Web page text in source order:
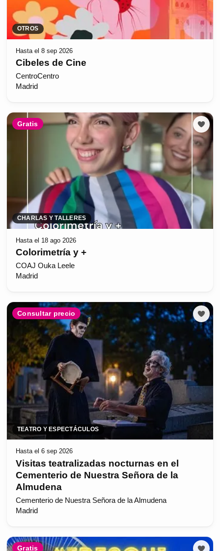
OTROS
Hasta el 8 sep 2026
Cibeles de Cine
CentroCentro
Madrid
Gratis
CHARLAS Y TALLERES
Hasta el 18 ago 2026
Colorimetría y +
COAJ Ouka Leele
Madrid
Consultar precio
TEATRO Y ESPECTÁCULOS
Hasta el 6 sep 2026
Visitas teatralizadas nocturnas en el
Cementerio de Nuestra Señora de la
Almudena
Cementerio de Nuestra Señora de la Almudena
Madrid
Gratis